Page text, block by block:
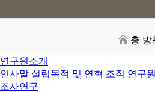
총 방
연구원소개
인사말 설립목적 및 연혁 조직 연구
조사연구